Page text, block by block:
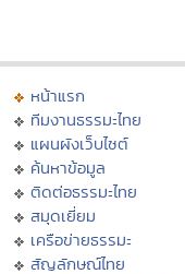
หน้าแรก
ทีมงานธรรมะไทย
แผนผังเว็บไซต์
ค้นหาข้อมูล
ติดต่อธรรมะไทย
สมุดเยี่ยม
เครือข่ายธรรมะ
สัญลักษณ์ไทย